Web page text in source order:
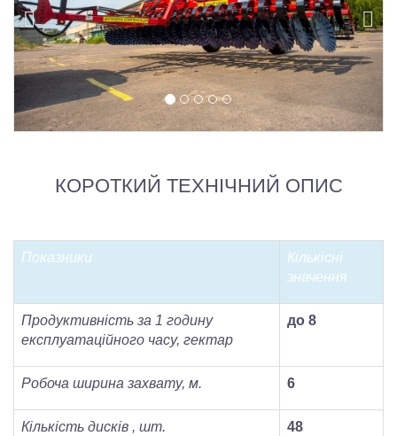
КОРОТКИЙ ТЕХНІЧНИЙ ОПИС
Показники
Кількісні
значення
Продуктивність за 1 годину
експлуатаційного часу, гектар
до 8
Робоча ширина захвату, м. 6
Кількість дисків , шт. 48